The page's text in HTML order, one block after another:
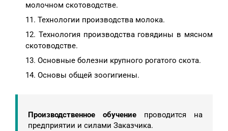
молочном скотоводстве.
Технологии производства молока.
Технология производства говядины в мясном
скотоводстве.
Основные болезни крупного рогатого скота.
Основы общей зоогигиены.
Производственное обучение проводится на
предприятии и силами Заказчика.